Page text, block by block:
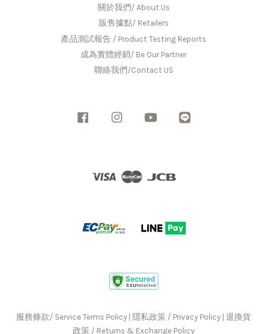
關於我們/ About Us
販售據點/ Retailers
產品測試報告 / Product Testing Reports
成為實體經銷/ Be Our Partner
聯絡我們/Contact US
Facebook Instagram YouTube
Visa Master
服務條款/ Service Terms Policy 隱私政策 / Privacy Policy 退換貨
政策 / Returns & Exchange Policy